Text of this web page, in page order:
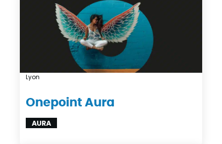
Onepoint Aura
AURA
Lyon